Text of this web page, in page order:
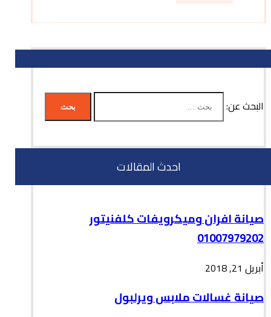
البحث عن:
احدث المقالات
صيانة افران وميكرويفات كلفنيتور
01007979202
أبريل 21, 2018
صيانة غسالات ملابس ويرلبول